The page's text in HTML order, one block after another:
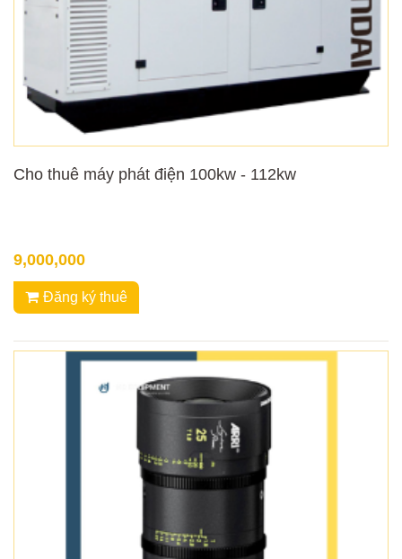
Cho thuê máy phát điện 100kw - 112kw
9,000,000
Đăng ký thuê